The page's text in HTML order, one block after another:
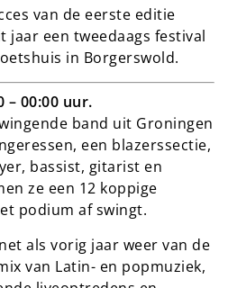
van de eerste editie
jaar een tweedaags festival
in Borgerswold.
– 00:00 uur.
band uit Groningen
een blazerssectie,
bassist, gitarist en
ze een 12 koppige
podium af swingt.
als vorig jaar weer van de
van Latin- en popmuziek,